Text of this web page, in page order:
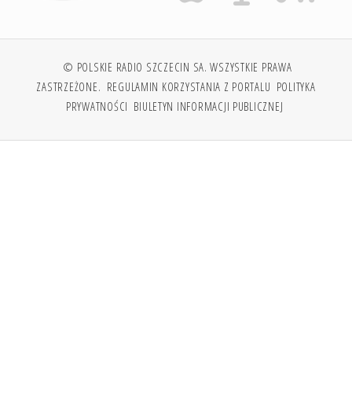
© POLSKIE RADIO SZCZECIN SA. WSZYSTKIE PRAWA
ZASTRZEŻONE. REGULAMIN KORZYSTANIA Z PORTALU POLITYKA
PRYWATNOŚCI BIULETYN INFORMACJI PUBLICZNEJ